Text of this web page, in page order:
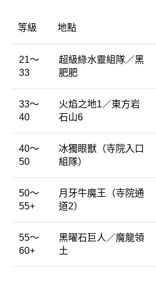
等級 地點
21～
33
超級綠水靈組隊／黑
肥肥
33～
40
火焰之地1／東方岩
石山6
40～
50
冰獨眼獸（寺院入口
組隊）
50～
55+
月牙牛魔王（寺院通
道2）
55～
60+
黑曜石巨人／魔龍領
土